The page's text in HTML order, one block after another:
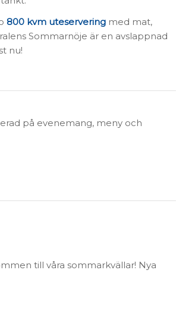
800 kvm uteservering med mat,
Sommarnöje är en avslappnad
nu!
på evenemang, meny och
till våra sommarkvällar! Nya